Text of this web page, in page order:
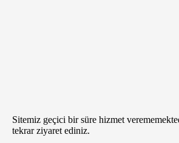
Sitemiz geçici bir süre hizmet
tekrar ziyaret ediniz.